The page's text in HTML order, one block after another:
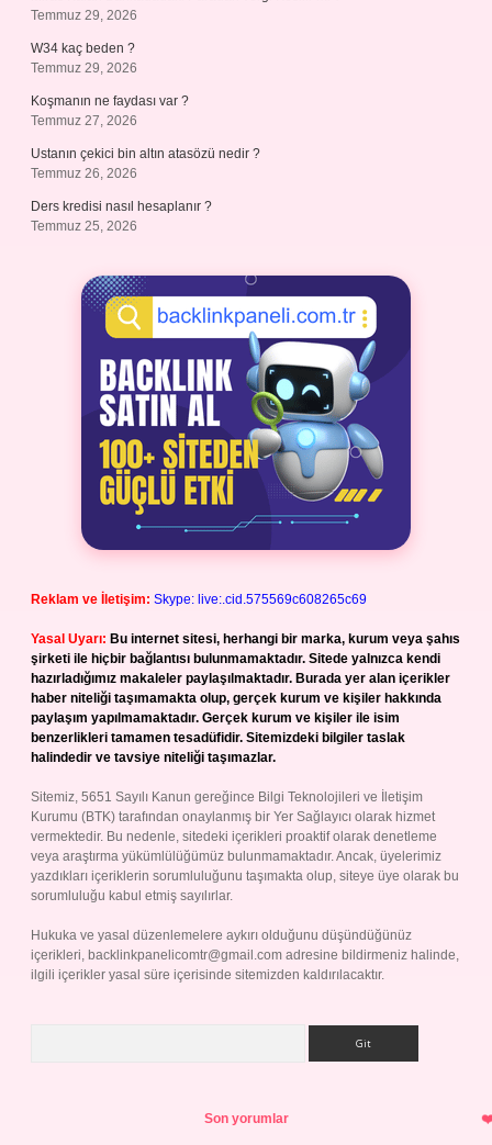
Temmuz 29, 2026
W34 kaç beden ?
Temmuz 29, 2026
Koşmanın ne faydası var ?
Temmuz 27, 2026
Ustanın çekici bin altın atasözü nedir ?
Temmuz 26, 2026
Ders kredisi nasıl hesaplanır ?
Temmuz 25, 2026
Reklam ve İletişim: Skype: live:.cid.575569c608265c69
Yasal Uyarı: Bu internet sitesi, herhangi bir marka, kurum veya şahıs
şirketi ile hiçbir bağlantısı bulunmamaktadır. Sitede yalnızca kendi
hazırladığımız makaleler paylaşılmaktadır. Burada yer alan içerikler
haber niteliği taşımamakta olup, gerçek kurum ve kişiler hakkında
paylaşım yapılmamaktadır. Gerçek kurum ve kişiler ile isim
benzerlikleri tamamen tesadüfidir. Sitemizdeki bilgiler taslak
halindedir ve tavsiye niteliği taşımazlar.
Sitemiz, 5651 Sayılı Kanun gereğince Bilgi Teknolojileri ve İletişim
Kurumu (BTK) tarafından onaylanmış bir Yer Sağlayıcı olarak hizmet
vermektedir. Bu nedenle, sitedeki içerikleri proaktif olarak denetleme
veya araştırma yükümlülüğümüz bulunmamaktadır. Ancak, üyelerimiz
yazdıkları içeriklerin sorumluluğunu taşımakta olup, siteye üye olarak bu
sorumluluğu kabul etmiş sayılırlar.
Hukuka ve yasal düzenlemelere aykırı olduğunu düşündüğünüz
içerikleri, backlinkpanelicomtr@gmail.com adresine bildirmeniz halinde,
ilgili içerikler yasal süre içerisinde sitemizden kaldırılacaktır.
Son yorumlar